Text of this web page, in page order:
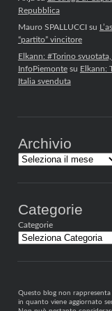
Repubblica
Mauro SPALLUCCIsu
“partito” vincitore
Elkann: #Torino
InfoPiemontesu Elkann:
Italia svenduta
Archivio
Archivi
Categorie
Categorie
Questo blog non
in quanto viene aggiornato